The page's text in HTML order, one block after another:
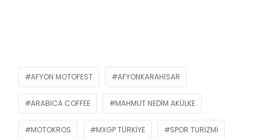
AFYON MOTOFEST AFYONKARAHISAR
ARABICA COFFEE MAHMUT NEDIM AKÜLKE
MOTOKROS MXGP TÜRKIYE SPOR TURIZMI